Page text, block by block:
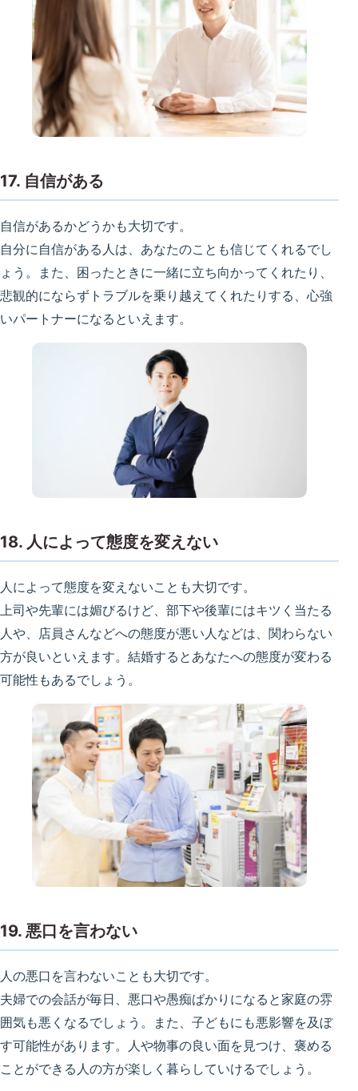
17. 自信がある
自信があるかどうかも大切です。
自分に自信がある人は、あなたのことも信じてくれるでし
ょう。また、困ったときに一緒に立ち向かってくれたり、
悲観的にならずトラブルを乗り越えてくれたりする、心強
いパートナーになるといえます。
18. 人によって態度を変えない
人によって態度を変えないことも大切です。
上司や先輩には媚びるけど、部下や後輩にはキツく当たる
人や、店員さんなどへの態度が悪い人などは、関わらない
方が良いといえます。結婚するとあなたへの態度が変わる
可能性もあるでしょう。
19. 悪口を言わない
人の悪口を言わないことも大切です。
夫婦での会話が毎日、悪口や愚痴ばかりになると家庭の雰
囲気も悪くなるでしょう。また、子どもにも悪影響を及ぼ
す可能性があります。人や物事の良い面を見つけ、褒める
ことができる人の方が楽しく暮らしていけるでしょう。